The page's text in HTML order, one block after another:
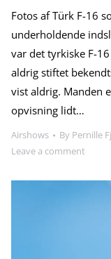
Fotos af Türk F-16
underholdende
var det tyrkiske F-
aldrig stiftet
vist aldrig. Manden
opvisning lidt…
Airshows By Pernille
Leave a comment